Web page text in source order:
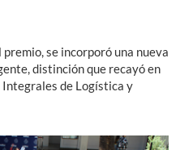
se incorporó una nueva
distinción que recayó en
Integrales de Logística y